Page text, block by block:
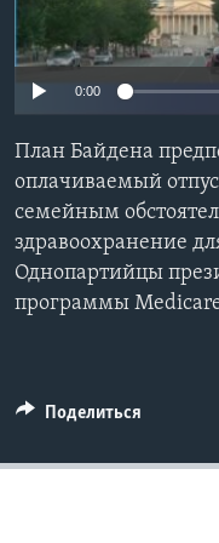
Learning English
Языки
0:00
План Байдена
оплачиваемый
семейным
здравоохранение
Однопартийцы
программы
Поделиться